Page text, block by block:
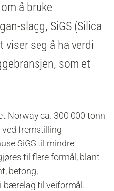
å bruke
slagg, SiGS (Silica
viser seg å ha verdi
som et
Norway ca. 300 000 tonn
ved fremstilling
SiGS til mindre
til flere formål, blant
betong,
bærelag til veiformål.